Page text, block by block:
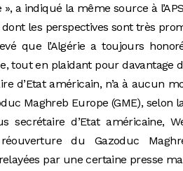
a indiqué la même source à
les perspectives sont très
que l’Algérie a toujours
tout en plaidant pour davantage
d’Etat américain, n’a à aucun
Maghreb Europe (GME), selon
secrétaire d’Etat américaine,
du Gazoduc
par une certaine presse